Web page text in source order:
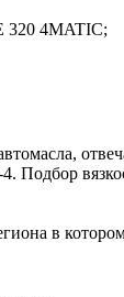
320 4MATIC;
Подбор
в